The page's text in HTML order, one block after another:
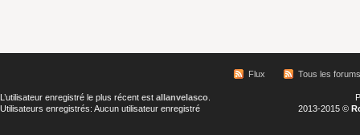
Flux Tous les forums
L’utilisateur enregistré le plus récent est allanvelasco
Utilisateurs enregistrés: Aucun utilisateur enregistré
2013-2015 ©